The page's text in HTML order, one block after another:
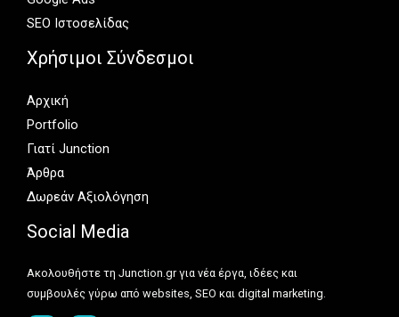
SEO Ιστοσελίδας
Χρήσιμοι Σύνδεσμοι
Αρχική
Portfolio
Γιατί Junction
Άρθρα
Δωρεάν Αξιολόγηση
Social Media
Ακολουθήστε τη Junction.gr για νέα έργα, ιδέες και
συμβουλές γύρω από websites, SEO και digital marketing.